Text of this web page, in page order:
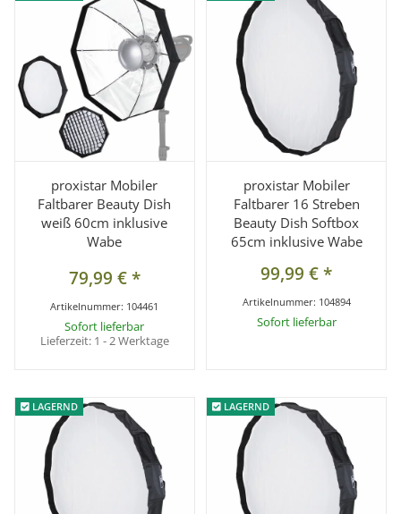
proxistar Mobiler
Faltbarer Beauty Dish
weiß 60cm inklusive
Wabe
79,99 €*
Artikelnummer: 104461
Sofort lieferbar
Lieferzeit: 1 - 2 Werktage
proxistar Mobiler
Faltbarer 16 Streben
Beauty Dish Softbox
65cm inklusive Wabe
99,99 €*
Artikelnummer: 104894
Sofort lieferbar
LAGERND
LAGERND LAGERND
LAGERND